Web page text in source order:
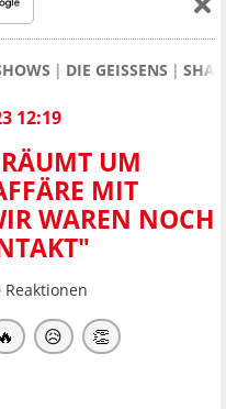
DIE GEISSENS
12:19
UM
MIT
WAREN NOCH
Reaktionen
🔥 😥 👏